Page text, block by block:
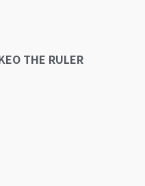
THE RULER